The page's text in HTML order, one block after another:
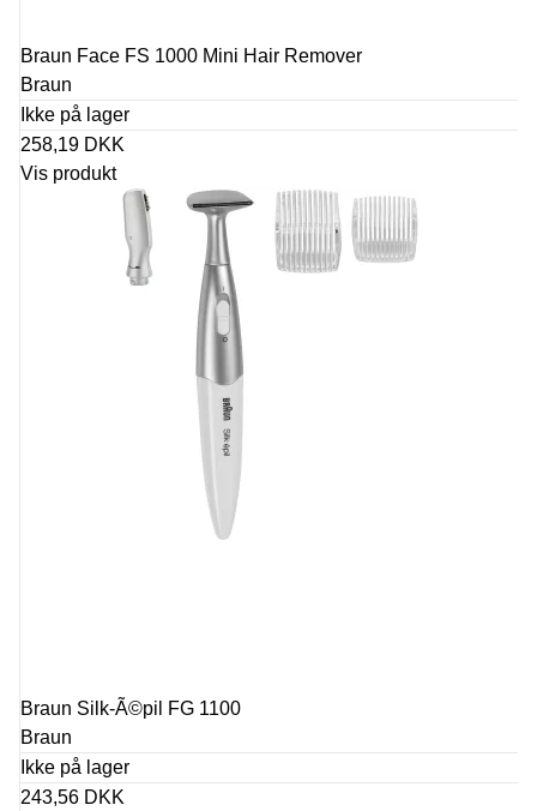
Braun Face FS 1000 Mini Hair Remover
Braun
Ikke på lager
258,19 DKK
Vis produkt
Braun Silk-Ã©pil FG 1100
Braun
Ikke på lager
243,56 DKK